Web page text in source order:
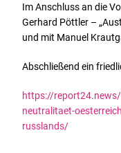
Im Anschluss an die
Gerhard Pöttler –
und mit Manuel
Abschließend ein
https://
neutralitaet-
russlands/